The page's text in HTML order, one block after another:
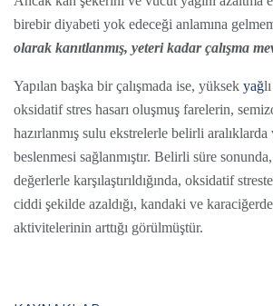
birebir diyabeti yok edeceği anlamına
olarak kanıtlanmış, yeteri kadar çalışma
Yapılan başka bir çalışmada ise, yüksek yağ
oksidatif stres hasarı oluşmuş farelerin,
hazırlanmış sulu ekstrelerle belirli aralıklarda
beslenmesi sağlanmıştır. Belirli süre
değerlerle karşılaştırıldığında, oksidatif
ciddi şekilde azaldığı, kandaki ve
aktivitelerinin arttığı görülmüştür.